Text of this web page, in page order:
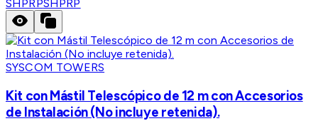
SHPRPSHPRP
SYSCOM TOWERS
Kit con Mástil Telescópico de 12 m con Accesorios
de Instalación (No incluye retenida).